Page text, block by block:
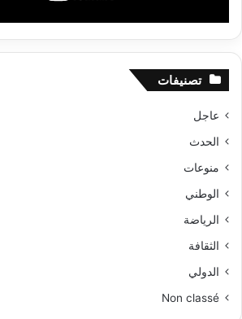
تصنيفات
عاجل
الحدث
منوعات
الوطني
الرياضة
الثقافة
الدولي
Non classé